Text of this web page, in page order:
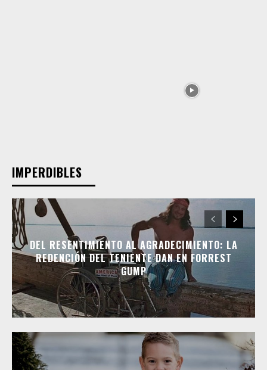
IMPERDIBLES
DEL RESENTIMIENTO AL AGRADECIMIENTO: LA
REDENCIÓN DEL TENIENTE DAN EN FORREST
GUMP